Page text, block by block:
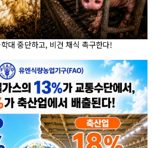
대 중단하고, 비건 채식 촉구한다!